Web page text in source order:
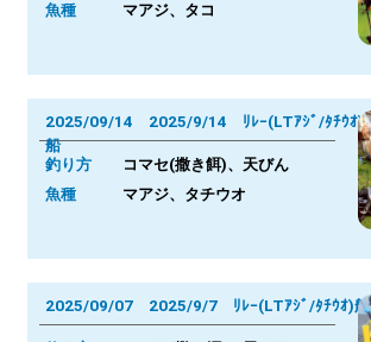
魚種 マアジ、タコ
2025/09/14 2025/9/14 ﾘﾚｰ(LTｱｼﾞ/ﾀﾁｳｵ)
船
釣り方
コマセ(撒き餌)、天びん
魚種 マアジ、タチウオ
2025/09/07 2025/9/7 ﾘﾚｰ(LTｱｼﾞ/ﾀﾁｳｵ)船